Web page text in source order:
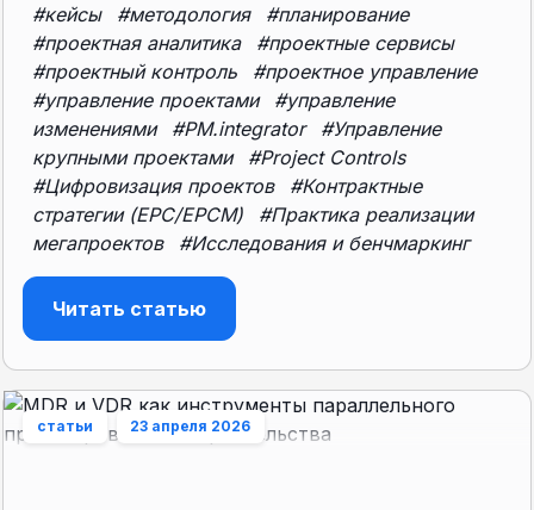
#кейсы #методология
#планирование
#проектная аналитика
#проектные сервисы
#проектный контроль
#проектное управление
#управление проектами
#управление
изменениями
#PM.integrator
#Управление
крупными проектами
#Project Controls
#Цифровизация проектов
#Контрактные
стратегии (EPC/EPCM)
#Практика реализации
мегапроектов
#Исследования и бенчмаркинг
Читать статью
статьи 23 апреля 2026